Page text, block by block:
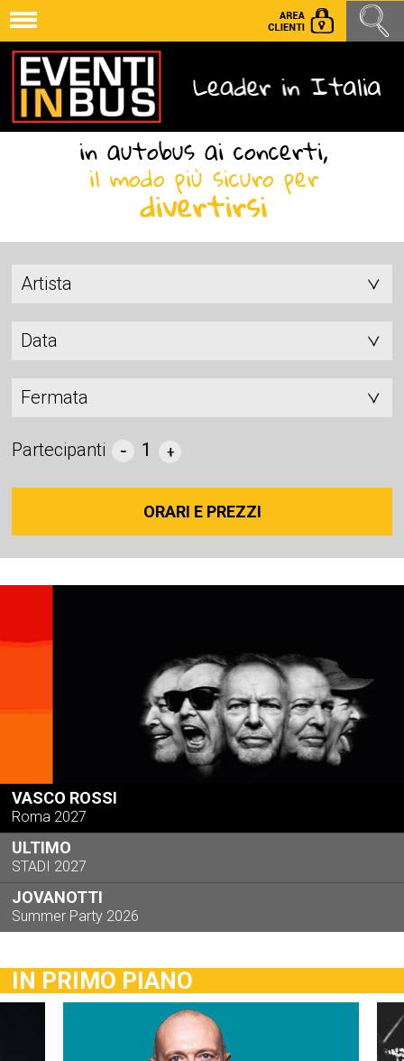
Artista
Data
Fermata
Partecipanti 1
ORARI E PREZZI
VASCO ROSSI
Roma 2027
ULTIMO
STADI 2027
JOVANOTTI
Summer Party 2026
IN PRIMO PIANO